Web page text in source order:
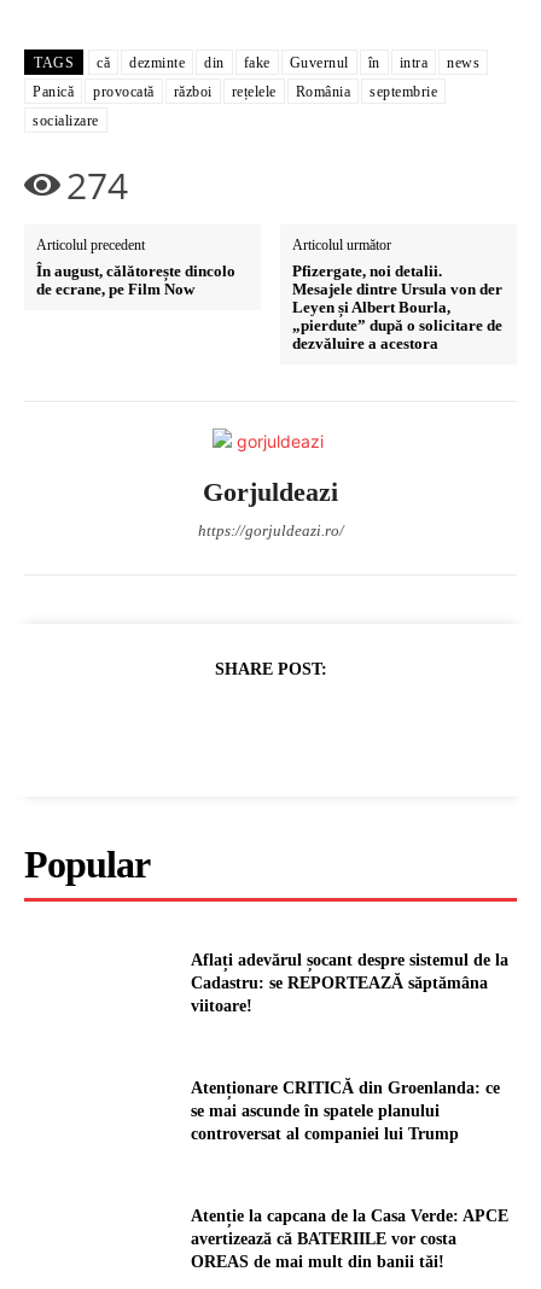
TAGS că dezminte din fake Guvernul în intra
news
Panică
provocată război rețelele România
septembrie
socializare
274
Articolul precedent
În august, călătorește dincolo
de ecrane, pe Film Now
Articolul următor
Pfizergate, noi detalii.
Mesajele dintre Ursula von der
Leyen și Albert Bourla,
„pierdute” după o solicitare de
dezvăluire a acestora
Gorjuldeazi
https://gorjuldeazi.ro/
SHARE POST:
Popular
Aflați adevărul șocant despre sistemul de la
Cadastru: se REPORTEAZĂ săptămâna
viitoare!
Atenționare CRITICĂ din Groenlanda: ce
se mai ascunde în spatele planului
controversat al companiei lui Trump
Atenție la capcana de la Casa Verde: APCE
avertizează că BATERIILE vor costa
OREAS de mai mult din banii tăi!